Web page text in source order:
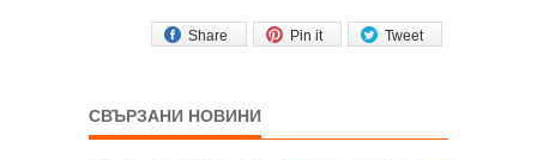
Tweet
Pin it
Share
СВЪРЗАНИ НОВИНИ